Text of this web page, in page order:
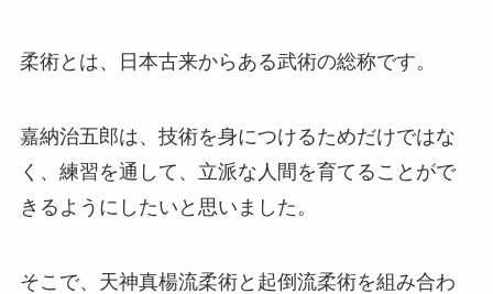
柔術とは、日本古来からある武術の総称です。
嘉納治五郎は、技術を身につけるためだけではな
く、練習を通して、立派な人間を育てることがで
きるようにしたいと思いました。
そこで、天神真楊流柔術と起倒流柔術を組み合わ